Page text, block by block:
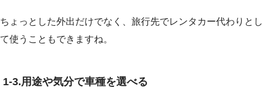
ちょっとした外出だけでなく、旅行先でレンタカー代わりとし
て使うこともできますね。
1-3.用途や気分で車種を選べる